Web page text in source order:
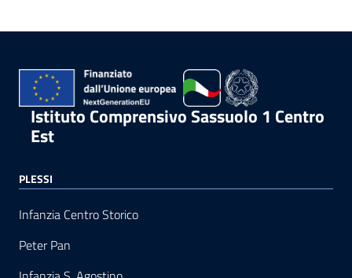
Istituto Comprensivo Sassuolo 1 Centro
Est
PLESSI
Infanzia Centro Storico
Peter Pan